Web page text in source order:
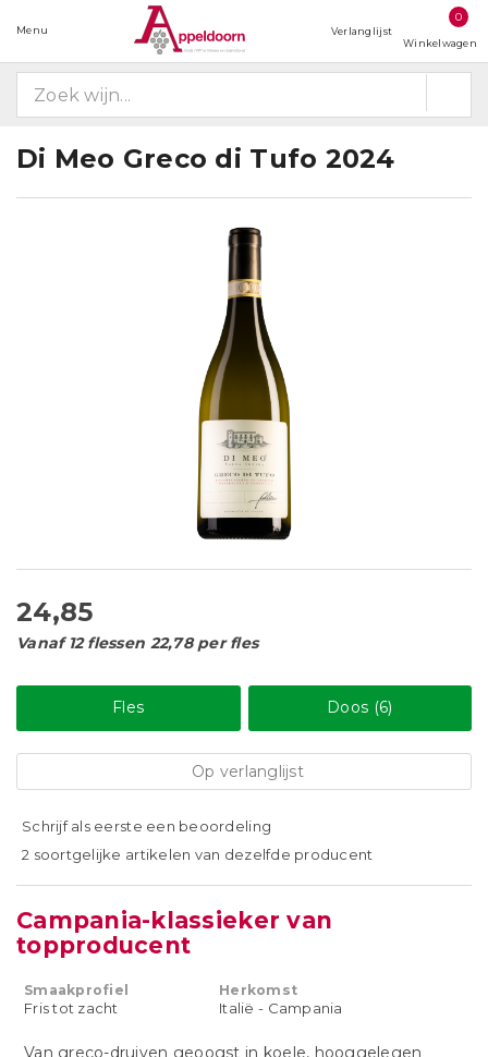
Menu Verlanglijst
0
Winkelwagen
Di Meo Greco di Tufo 2024
24,85
Vanaf 12 flessen 22,78 per fles
Fles Doos (6)
Op verlanglijst
Schrijf als eerste een beoordeling
2 soortgelijke artikelen van dezelfde producent
Campania-klassieker van
topproducent
Smaakprofiel
Fris tot zacht
Herkomst
Italië - Campania
Van greco-druiven geoogst in koele, hooggelegen